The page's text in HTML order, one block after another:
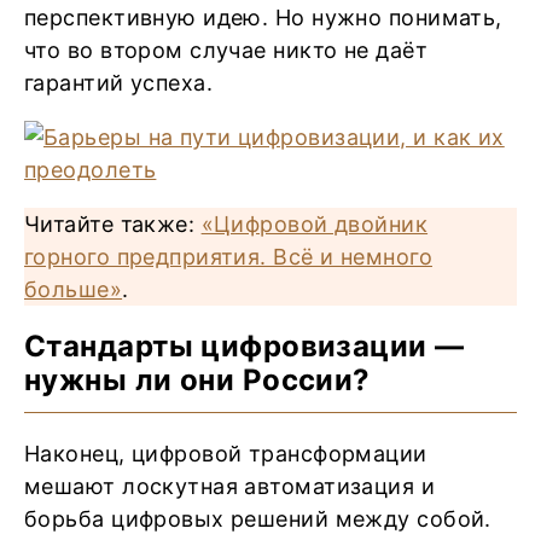
перспективную идею. Но нужно понимать,
что во втором случае никто не даёт
гарантий успеха.
Читайте также: «Цифровой двойник
горного предприятия. Всё и немного
больше».
Стандарты цифровизации —
нужны ли они России?
Наконец, цифровой трансформации
мешают лоскутная автоматизация и
борьба цифровых решений между собой.